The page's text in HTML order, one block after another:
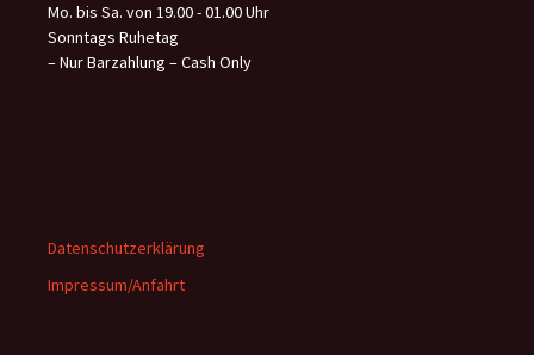
Mo. bis Sa. von 19.00 - 01.00 Uhr
Sonntags Ruhetag
– Nur Barzahlung – Cash Only
Datenschutzerklärung
Impressum/Anfahrt